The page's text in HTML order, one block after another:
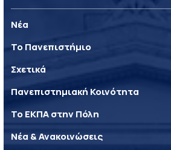
Νέα
Το Πανεπιστήμιο
Σχετικά
Πανεπιστημιακή Κοινότητα
Το ΕΚΠΑ στην Πόλη
Νέα & Ανακοινώσεις